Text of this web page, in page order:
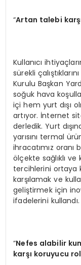
“Artan talebi
Kullanıcı
sürekli
Kurulu Başkan
soğuk hava
içi hem yurt dışı
artıyor. İnternet
derledik. Yurt
yarısını termal
ihracatımız oranı
ölçekte sağlıklı
tercihlerini ortaya
karşılamak ve
geliştirmek için
ifadelerini kullandı.
“Nefes alabilir
karşı koruyucu